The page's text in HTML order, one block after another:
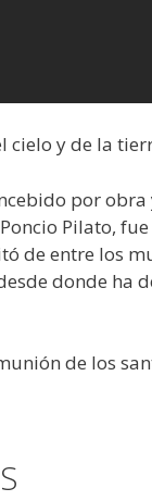
cielo y de la
por
Pilato,
de entre los
donde ha
de los